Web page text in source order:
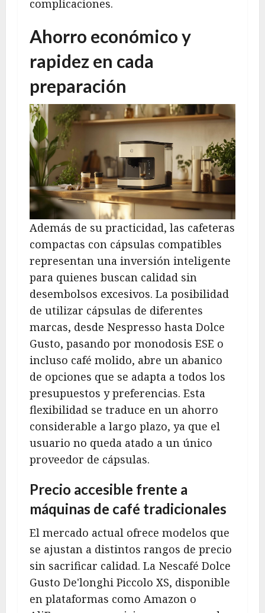
complicaciones.
Ahorro económico y
rapidez en cada
preparación
Además de su practicidad, las cafeteras
compactas con cápsulas compatibles
representan una inversión inteligente
para quienes buscan calidad sin
desembolsos excesivos. La posibilidad
de utilizar cápsulas de diferentes
marcas, desde Nespresso hasta Dolce
Gusto, pasando por monodosis ESE o
incluso café molido, abre un abanico
de opciones que se adapta a todos los
presupuestos y preferencias. Esta
flexibilidad se traduce en un ahorro
considerable a largo plazo, ya que el
usuario no queda atado a un único
proveedor de cápsulas.
Precio accesible frente a
máquinas de café tradicionales
El mercado actual ofrece modelos que
se ajustan a distintos rangos de precio
sin sacrificar calidad. La Nescafé Dolce
Gusto De'longhi Piccolo XS, disponible
en plataformas como Amazon o